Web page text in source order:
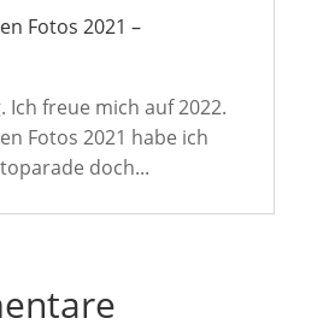
Fotos 2021 –
Ich freue mich auf 2022.
Fotos 2021 habe ich
doch...